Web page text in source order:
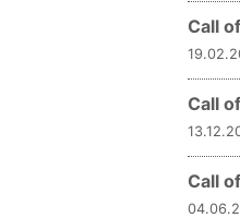
Call
Call
Call